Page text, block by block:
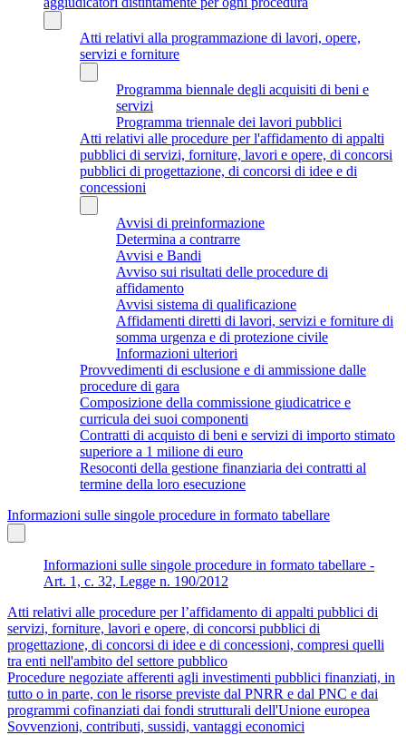
Atti relativi alla programmazione di lavori, opere,
servizi e forniture
Programma biennale degli acquisiti di beni e
servizi
Programma triennale dei lavori pubblici
Atti relativi alle procedure per l'affidamento di appalti
pubblici di servizi, forniture, lavori e opere, di concorsi
pubblici di progettazione, di concorsi di idee e di
concessioni
Avvisi di preinformazione
Determina a contrarre
Avvisi e Bandi
Avviso sui risultati delle procedure di
affidamento
Avvisi sistema di qualificazione
Affidamenti diretti di lavori, servizi e forniture di
somma urgenza e di protezione civile
Informazioni ulteriori
Provvedimenti di esclusione e di ammissione dalle
procedure di gara
Composizione della commissione giudicatrice e
curricula dei suoi componenti
Contratti di acquisto di beni e servizi di importo stimato
superiore a 1 milione di euro
Resoconti della gestione finanziaria dei contratti al
termine della loro esecuzione
Informazioni sulle singole procedure in formato tabellare
Informazioni sulle singole procedure in formato tabellare -
Art. 1, c. 32, Legge n. 190/2012
Atti relativi alle procedure per l’affidamento di appalti pubblici di
servizi, forniture, lavori e opere, di concorsi pubblici di
progettazione, di concorsi di idee e di concessioni, compresi quelli
tra enti nell'ambito del settore pubblico
Procedure negoziate afferenti agli investimenti pubblici finanziati, in
tutto o in parte, con le risorse previste dal PNRR e dal PNC e dai
programmi cofinanziati dai fondi strutturali dell'Unione europea
Sovvenzioni, contributi, sussidi, vantaggi economici